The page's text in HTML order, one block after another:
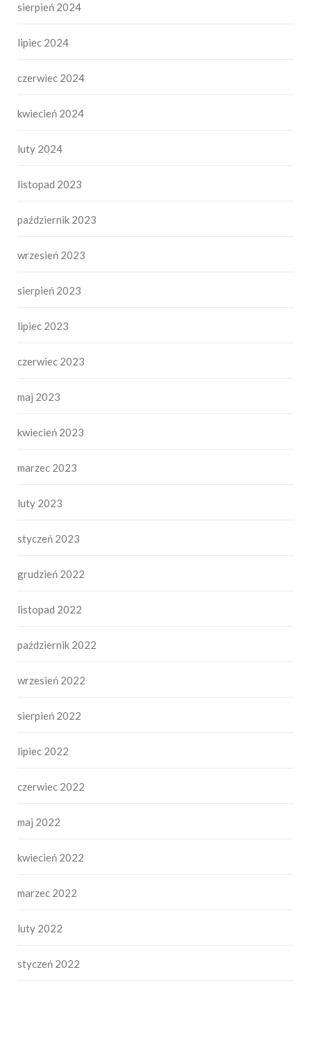
sierpień 2024
lipiec 2024
czerwiec 2024
kwiecień 2024
luty 2024
listopad 2023
październik 2023
wrzesień 2023
sierpień 2023
lipiec 2023
czerwiec 2023
maj 2023
kwiecień 2023
marzec 2023
luty 2023
styczeń 2023
grudzień 2022
listopad 2022
październik 2022
wrzesień 2022
sierpień 2022
lipiec 2022
czerwiec 2022
maj 2022
kwiecień 2022
marzec 2022
luty 2022
styczeń 2022